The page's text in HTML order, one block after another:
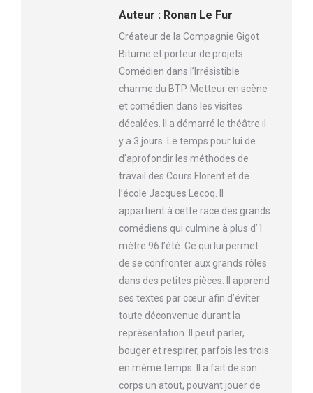
Auteur : Ronan Le Fur
Créateur de la Compagnie Gigot
Bitume et porteur de projets.
Comédien dans l’Irrésistible
charme du BTP. Metteur en scène
et comédien dans les visites
décalées. Il a démarré le théâtre il
y a 3 jours. Le temps pour lui de
d’aprofondir les méthodes de
travail des Cours Florent et de
l’école Jacques Lecoq. Il
appartient à cette race des grands
comédiens qui culmine à plus d’1
mètre 96 l’été. Ce qui lui permet
de se confronter aux grands rôles
dans des petites pièces. Il apprend
ses textes par cœur afin d’éviter
toute déconvenue durant la
représentation. Il peut parler,
bouger et respirer, parfois les trois
en même temps. Il a fait de son
corps un atout, pouvant jouer de